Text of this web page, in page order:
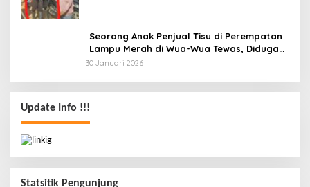
Seorang Anak Penjual Tisu di Perempatan
Lampu Merah di Wua-Wua Tewas, Diduga
Jadi Korban Tabrak Lari
30 Januari 2026
Update Info !!!
Statsitik Pengunjung